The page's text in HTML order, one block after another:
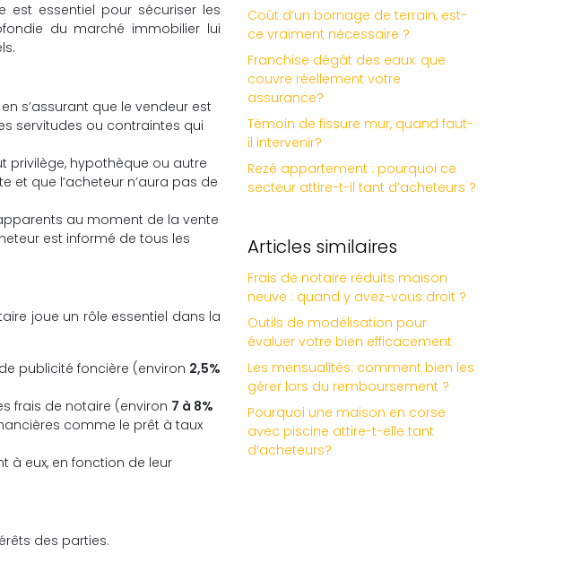
essentiel pour sécuriser les
du marché immobilier lui
s’assurant que le vendeur est
servitudes ou contraintes qui
privilège, hypothèque ou autre
et que l’acheteur n’aura pas de
au moment de la vente
est informé de tous les
joue un rôle essentiel dans la
publicité foncière (environ 2,5%
frais de notaire (environ 7 à 8%
comme le prêt à taux
à eux, en fonction de leur
des parties.
Coût d’un bornage de terrain, est-
ce vraiment nécessaire ?
Franchise dégât des eaux: que
couvre réellement votre
assurance?
Témoin de fissure mur, quand faut-
il intervenir?
Rezé appartement : pourquoi ce
secteur attire-t-il tant d’acheteurs ?
Articles similaires
Frais de notaire réduits maison
neuve : quand y avez-vous droit ?
Outils de modélisation pour
évaluer votre bien efficacement
Les mensualités: comment bien les
gérer lors du remboursement ?
Pourquoi une maison en corse
avec piscine attire-t-elle tant
d’acheteurs?